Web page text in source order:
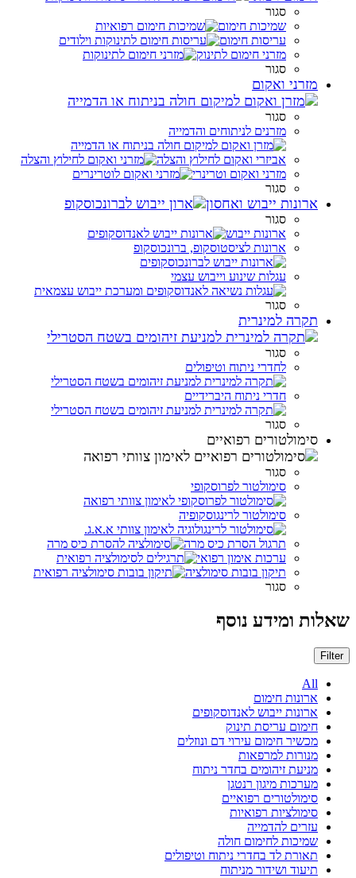
סגור
שמיכות חימום
עריסות חימום
מזרני חימום לתינוק
סגור
מזרני ואקום
סגור
מזרנים לניתוחים והדמייה
אביזרי ואקום לחילוץ והצלה
מזרני ואקום וטרינרי
סגור
ארונות ייבוש ואחסון
סגור
ארונות ייבוש
ארונות לציסטוסקופ, ברונכוסקופ
עגלות שינוע וייבוש עצמי
סגור
תקרה למינרית
סגור
לחדרי ניתוח וטיפולים
חדרי ניתוח היברידיים
סגור
סימולטורים רפואיים
סגור
סימולטור לפרוסקופי
סימולטור לרינגוסקופיה
תרגול הסרת כיס מרה
ערכות אימון רפואי
תיקון בובות סימולציה
סגור
שאלות ומידע נוסף
Filter
All
ארונות חימום
ארונות ייבוש לאנדוסקופים
חימום עריסת תינוק
מכשיר חימום עירוי דם ונוזלים
מנורות למרפאות
מניעת זיהומים בחדר ניתוח
מערכות מיגון רנטגן
סימולטורים רפואיים
סימולציות רפואיות
עזרים להדמייה
שמיכות לחימום חולה
תאורת לד בחדרי ניתוח וטיפולים
תיעוד ושידור מניתוח